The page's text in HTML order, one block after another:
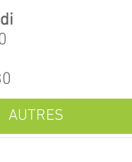
AUTRES